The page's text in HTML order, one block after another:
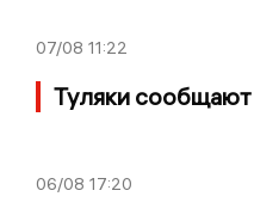
07/08 11:22
Туляки
06/08 17:20